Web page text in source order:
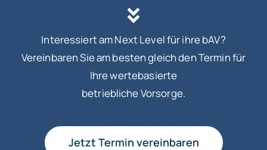
Interessiert am Next Level für ihre bAV?
Vereinbaren Sie am besten gleich den Termin für
Ihre wertebasierte
betriebliche Vorsorge.
Jetzt Termin vereinbaren